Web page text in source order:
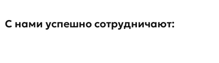
С нами успешно сотрудничают: